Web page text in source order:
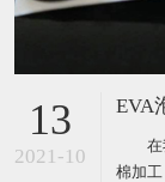
13
2021-10
在我
棉加工